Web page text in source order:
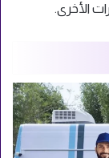
الأخرى.